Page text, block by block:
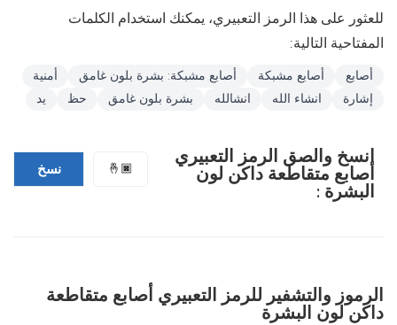
للعثور على هذا الرمز التعبيري، يمكنك استخدام الكلمات
المفتاحية التالية:
أصابع أصابع مشبكة أصابع مشبكة: بشرة بلون غامق
أمنية
إشارة
انشاء الله انشالله بشرة بلون غامق حظ يد
انسخ والصق الرمز التعبيري
أصابع متقاطعة داكن لون
البشرة :
🤞🏿 نسخ
الرموز والتشفير للرمز التعبيري أصابع متقاطعة
داكن لون البشرة